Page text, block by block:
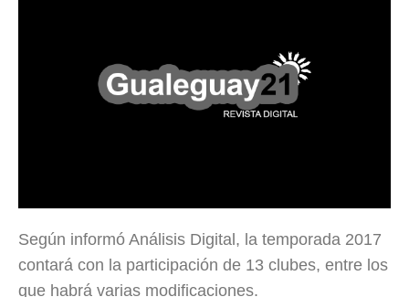
Según informó Análisis Digital, la temporada 2017
contará con la participación de 13 clubes, entre los
que habrá varias modificaciones.